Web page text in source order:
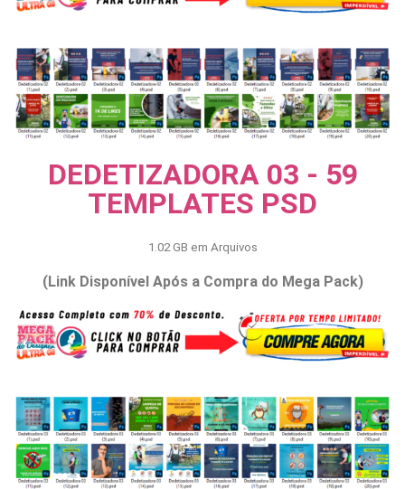
DEDETIZADORA 03 - 59
TEMPLATES PSD
1.02 GB em Arquivos
(Link Disponível Após a Compra do Mega Pack)